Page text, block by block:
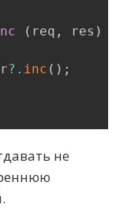
( req , res )
?. inc ( ) ;
не